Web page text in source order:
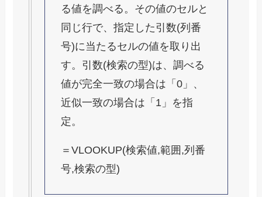
る値を調べる。その値のセルと
同じ行で、指定した引数(列番
号)に当たるセルの値を取り出
す。引数(検索の型)は、調べる
値が完全一致の場合は「0」、
近似一致の場合は「1」を指
定。
＝VLOOKUP(検索値,範囲,列番
号,検索の型)